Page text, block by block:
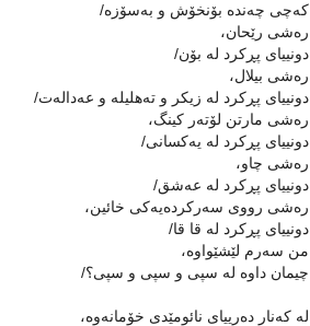
كەچى چەندە بۆنخۆش و بەسۆزە/
رەشى رێحان،
دونییاى پڕكرد لە بۆن/
رەشى بیلال،
دونییاى پڕكرد لە زیكر و تەهلیلە و عەدالەت/
رەشى مارتن لۆتەر كینگ،
دونییاى پڕكرد لە یەكسانى/
رەشى چاو،
دونییاى پڕكرد لە عەشق/
رەشى رووى سەركردەیەكى خائین،
دونییاى پڕكرد لە قا قا/
من سەرم لێشێواوە،
چیمان داوە لە سپی و سپی و سپی؟/
لە كەنار دەرییاى نائومێدى خۆمانەوە،